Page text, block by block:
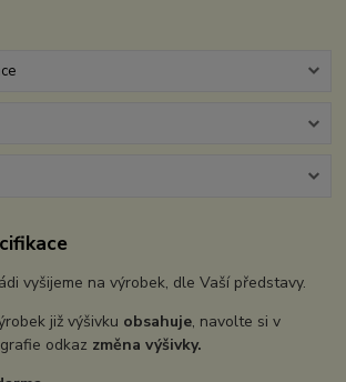
vyšijeme na výrobek, dle Vaší představy.
již výšivku obsahuje, navolte si v
odkaz změna výšivky.